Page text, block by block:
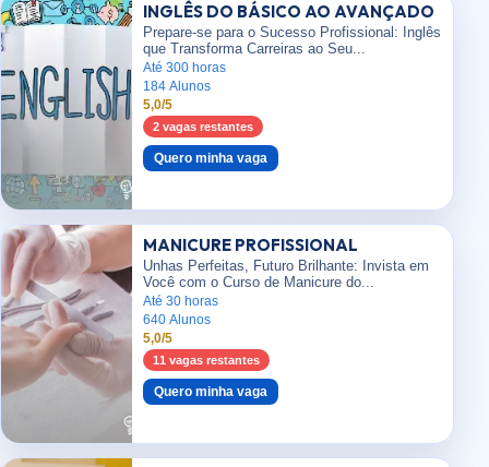
INGLÊS DO BÁSICO AO AVANÇADO
Prepare-se para o Sucesso Profissional: Inglês
que Transforma Carreiras ao Seu...
Até 300 horas
184 Alunos
5,0/5
2 vagas restantes
Quero minha vaga
MANICURE PROFISSIONAL
Unhas Perfeitas, Futuro Brilhante: Invista em
Você com o Curso de Manicure do...
Até 30 horas
640 Alunos
5,0/5
11 vagas restantes
Quero minha vaga